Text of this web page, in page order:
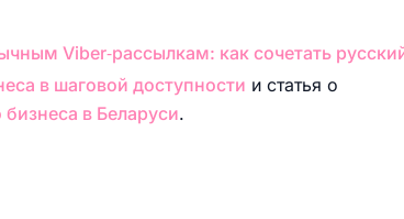
Viber‑рассылкам: как сочетать
в шаговой доступности и статья о
в Беларуси.